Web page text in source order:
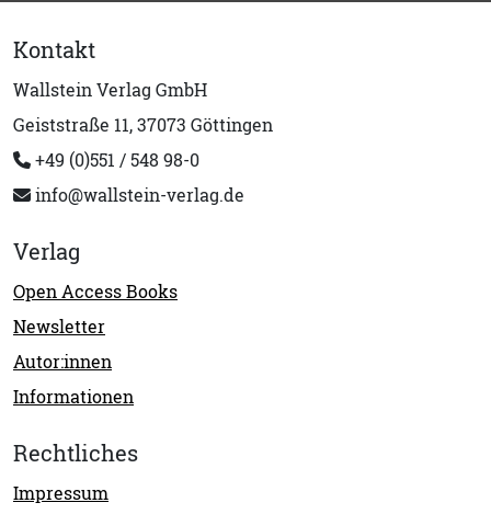
Kontakt
Wallstein Verlag GmbH
Geiststraße 11, 37073 Göttingen
+49 (0)551 / 548 98-0
info@wallstein-verlag.de
Verlag
Open Access Books
Newsletter
Autor:innen
Informationen
Rechtliches
Impressum